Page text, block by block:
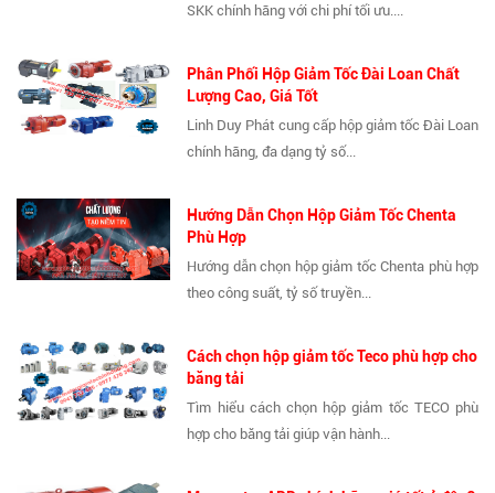
SKK chính hãng với chi phí tối ưu....
Phân Phối Hộp Giảm Tốc Đài Loan Chất
Lượng Cao, Giá Tốt
Linh Duy Phát cung cấp hộp giảm tốc Đài Loan
chính hãng, đa dạng tỷ số...
Hướng Dẫn Chọn Hộp Giảm Tốc Chenta
Phù Hợp
Hướng dẫn chọn hộp giảm tốc Chenta phù hợp
theo công suất, tỷ số truyền...
Cách chọn hộp giảm tốc Teco phù hợp cho
băng tải
Tìm hiểu cách chọn hộp giảm tốc TECO phù
hợp cho băng tải giúp vận hành...